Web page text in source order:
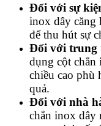
Đối với sự
inox dây căng
để thu hút sự
Đối với trung
dụng cột chắn
chiều cao phù
quả.
Đối với nhà
chắn inox dây